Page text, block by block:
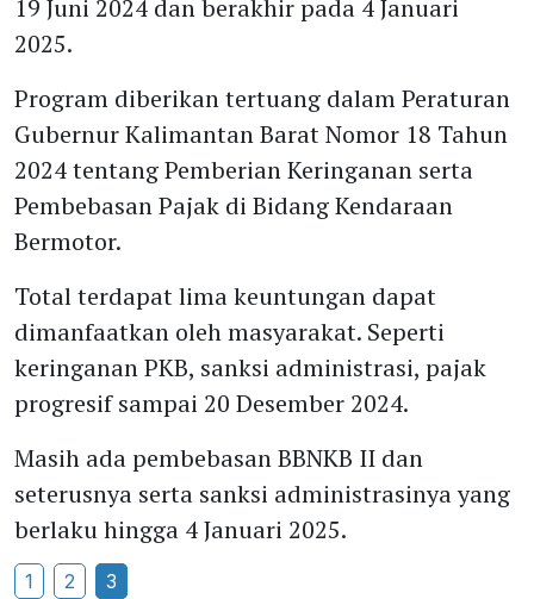
19 Juni 2024 dan berakhir pada 4 Januari
2025.
Program diberikan tertuang dalam Peraturan
Gubernur Kalimantan Barat Nomor 18 Tahun
2024 tentang Pemberian Keringanan serta
Pembebasan Pajak di Bidang Kendaraan
Bermotor.
Total terdapat lima keuntungan dapat
dimanfaatkan oleh masyarakat. Seperti
keringanan PKB, sanksi administrasi, pajak
progresif sampai 20 Desember 2024.
Masih ada pembebasan BBNKB II dan
seterusnya serta sanksi administrasinya yang
berlaku hingga 4 Januari 2025.
1 2 3